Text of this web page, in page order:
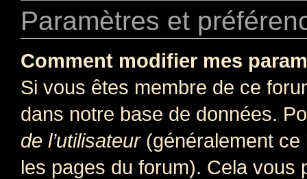
Paramètres et
Comment modifier mes
Si vous êtes membre de ce
dans notre base de données.
de l’utilisateur(généralement ce
les pages du forum). Cela vous